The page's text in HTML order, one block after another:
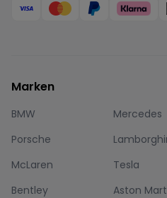
Marken
BMW Mercedes
Porsche
McLaren
Tesla
Bentley
Aston